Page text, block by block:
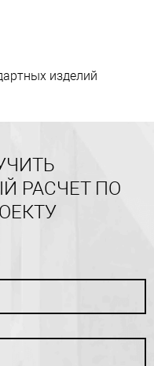
изделий
РАСЧЕТ ПО